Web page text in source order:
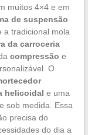
muitos 4×4 e em
de suspensão
a tradicional mola
da carroceria
compressão e
O
helicoidal e uma
sob medida. Essa
precisa do
do dia a